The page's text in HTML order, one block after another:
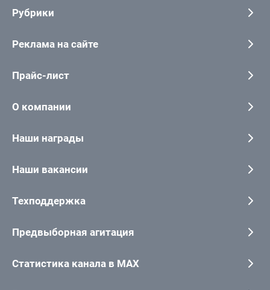
Рубрики
Реклама на сайте
Прайс-лист
О компании
Наши награды
Наши вакансии
Техподдержка
Предвыборная агитация
Статистика канала в MAX